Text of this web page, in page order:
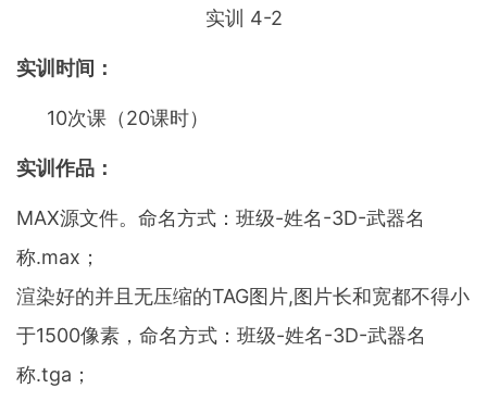
实训 4-2
实训时间：
10次课（20课时）
实训作品：
MAX源文件。命名方式：班级-姓名-3D-武器名
称.max；
渲染好的并且无压缩的TAG图片,图片长和宽都不得小
于1500像素，命名方式：班级-姓名-3D-武器名
称.tga；